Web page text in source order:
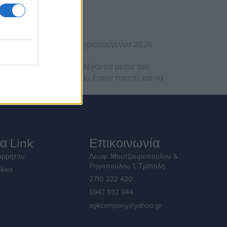
Καλυτερα σλοτ χριστουγεννα 2026
αριθμούς που επιλέγονται μέσω του
τις κάρτες που έχουν παιχτεί και να
Link Επικοινωνία
Λεωφ. Μουτζουροπούλου &
Ρηγοπούλου 1, Τρίπολη
2710 222 420
6947 932 944
agkcompany@yahoo.gr